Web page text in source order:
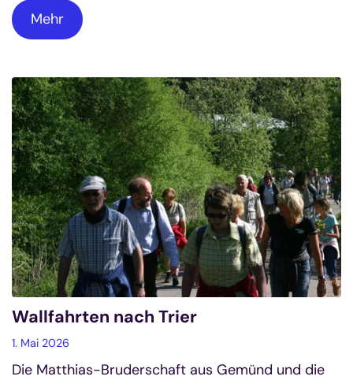
Mehr
Wallfahrten nach Trier
1. Mai 2026
Die Matthias-Bruderschaft aus Gemünd und die